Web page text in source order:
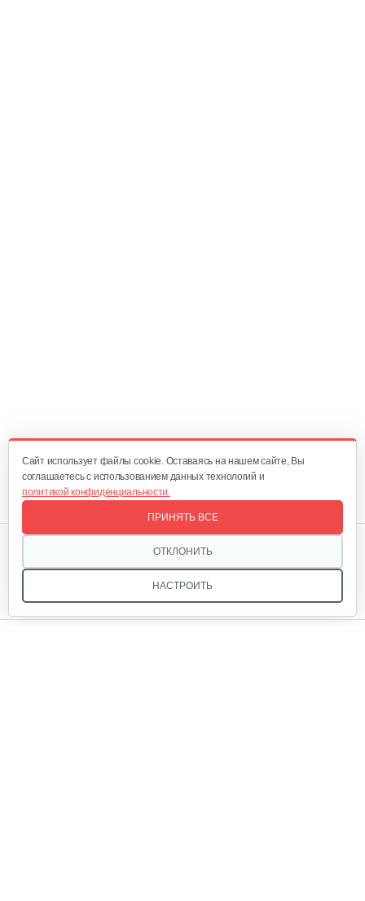
Cайт использует файлы cookie. Оставаясь на нашем сайте, Вы
соглашаетесь с использованием данных технологий и
политикой конфиденциальности.
НАСТРОИТЬ
ОТКЛОНИТЬ
ПРИНЯТЬ ВСЕ